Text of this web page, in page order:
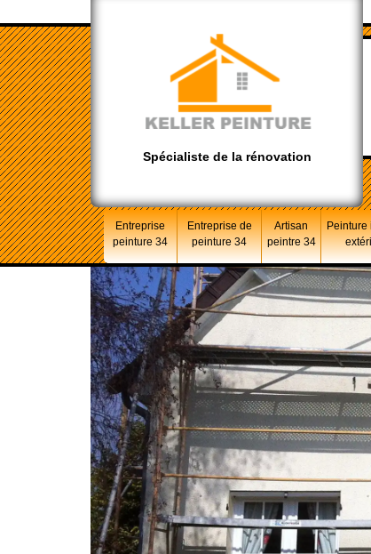
Spécialiste de la rénovation
Entreprise
peinture 34
Entreprise de
peinture 34
Artisan
peintre 34
Peinture